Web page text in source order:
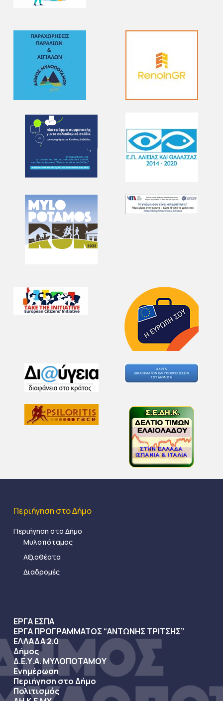
Περιήγηση στο Δήμο
Περιήγηση στο Δήμο
Μυλοπόταμος
Αξιοθέατα
Διαδρομές
ΕΡΓΑ ΕΣΠΑ
ΕΡΓΑ ΠΡΟΓΡΑΜΜΑΤΟΣ “ΑΝΤΩΝΗΣ ΤΡΙΤΣΗΣ”
ΕΛΛΑΔΑ 2.0
Δήμος
Δ.Ε.Υ.Α. ΜΥΛΟΠΟΤΑΜΟΥ
Ενημέρωση
Περιήγηση στο Δήμο
Πολιτισμός